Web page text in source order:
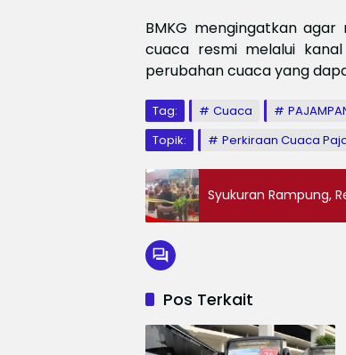
BMKG mengingatkan
cuaca resmi melalui
perubahan cuaca yang
Tag: Cuaca
Topik:
Perkiraan Cuaca
Syukuran Rampung,
Pos Terkait